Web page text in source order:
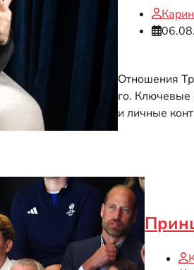
Отношения
го. Ключевые
и личные